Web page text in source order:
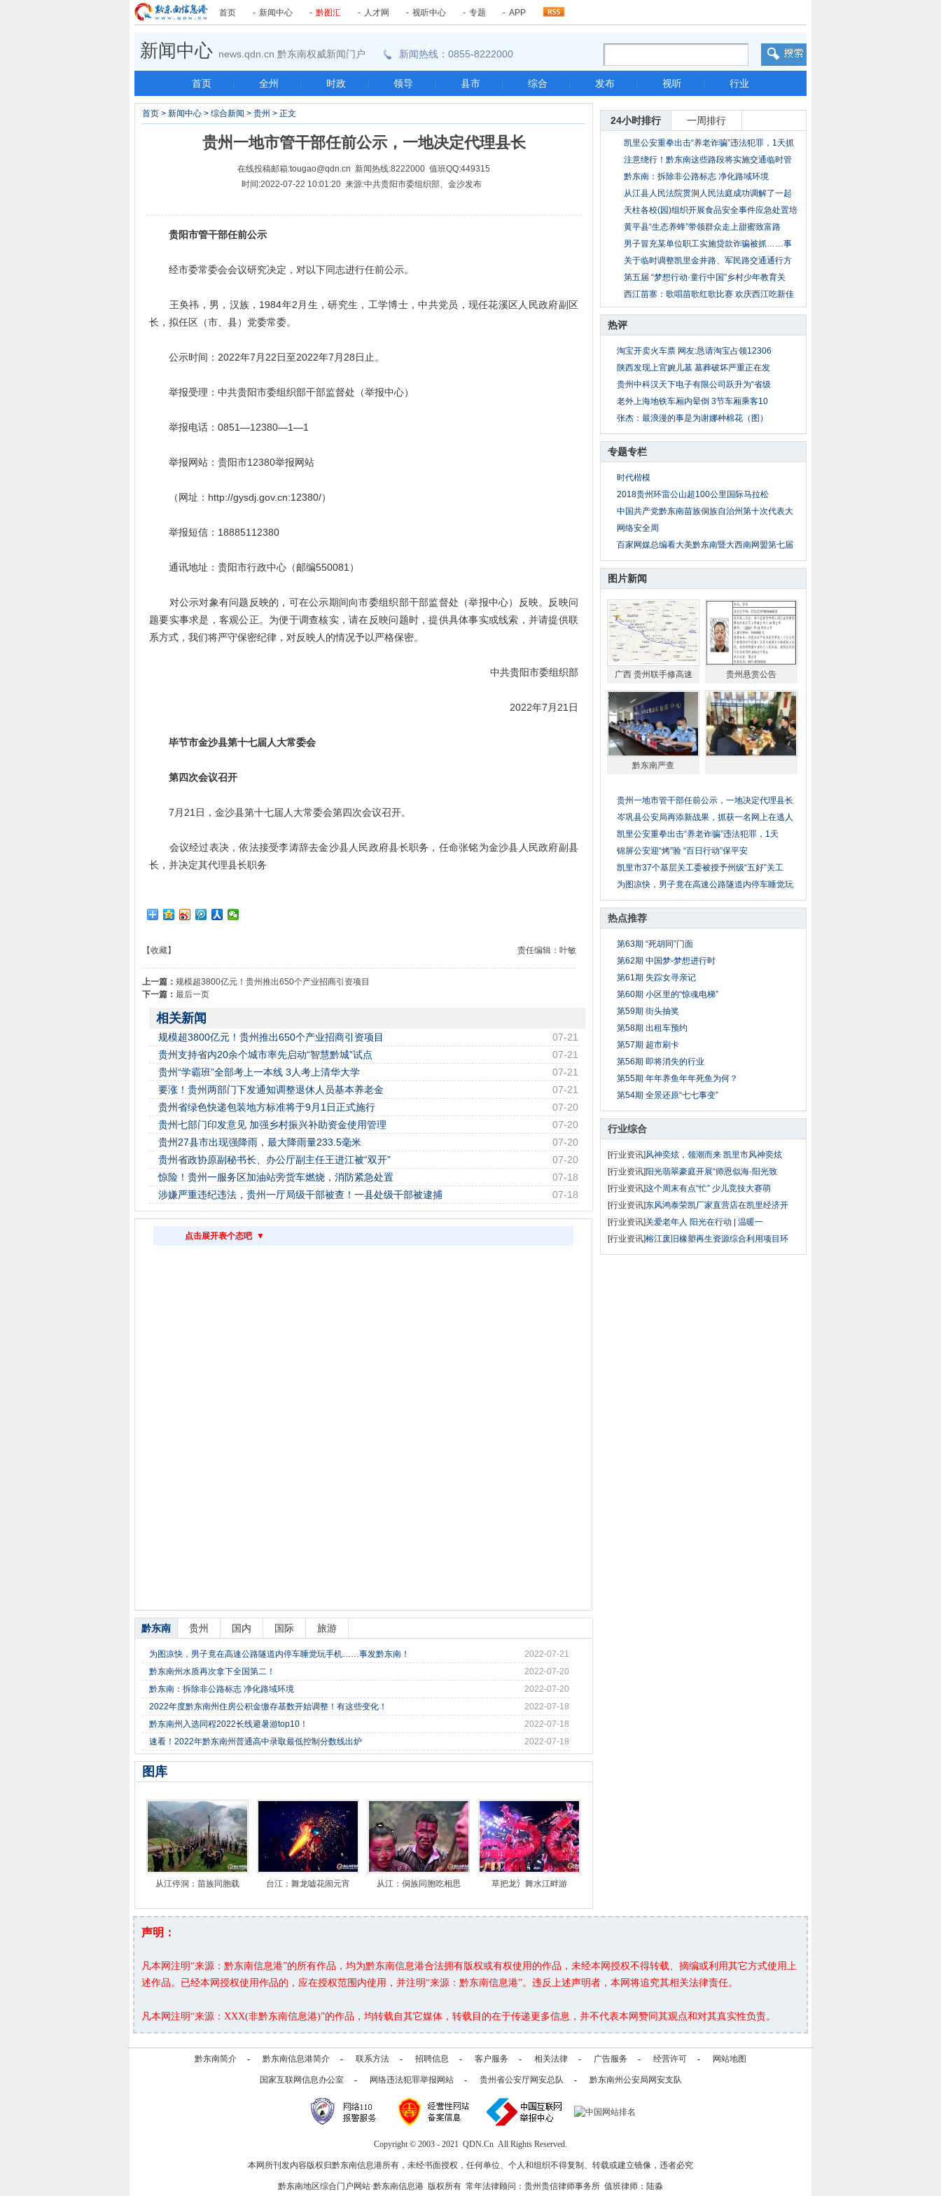
首页 - 新闻中心 - 黔图汇 - 人才网 - 视听中心 - 专题 - APP
新闻中心 news.qdn.cn 黔东南权威新闻门户 新闻热线：0855-8222000
首页 | 全州 | 时政 | 领导 | 县市 | 综合 | 发布 | 视听 | 行业
24小时排行 一周排行
凯里公安重拳出击“养老诈骗”违法犯罪，1天抓
注意绕行！黔东南这些路段将实施交通临时管
控
黔东南：拆除非公路标志 净化路域环境
从江县人民法院贯洞人民法庭成功调解了一起
健康
天柱各校(园)组织开展食品安全事件应急处置培
训
黄平县“生态养蜂”带领群众走上甜蜜致富路
男子冒充某单位职工实施贷款诈骗被抓……事
发黔
关于临时调整凯里金井路、军民路交通通行方
案的
第五届 “梦想行动·童行中国”乡村少年教育关
西江苗寨：歌唱苗歌红歌比赛 欢庆西江吃新佳
热评
淘宝开卖火车票 网友:恳请淘宝占领12306
陕西发现上官婉儿墓 墓葬破坏严重正在发
贵州中科汉天下电子有限公司跃升为“省级
老外上海地铁车厢内晕倒 3节车厢乘客10
张杰：最浪漫的事是为谢娜种棉花（图）
专题专栏
时代楷模
2018贵州环雷公山超100公里国际马拉松
中国共产党黔东南苗族侗族自治州第十次代表大
网络安全周
百家网媒总编看大美黔东南暨大西南网盟第七届
图片新闻
广西 贵州联手修高速 贵州悬赏公告
黔东南严查
贵州一地市管干部任前公示，一地决定代理县长
岑巩县公安局再添新战果，抓获一名网上在逃人
凯里公安重拳出击“养老诈骗”违法犯罪，1天
锦屏公安迎“烤”验 “百日行动”保平安
凯里市37个基层关工委被授予州级“五好”关工
为图凉快，男子竟在高速公路隧道内停车睡觉玩
热点推荐
第63期 “死胡同”门面
第62期 中国梦-梦想进行时
第61期 失踪女寻亲记
第60期 小区里的“惊魂电梯”
第59期 街头抽奖
第58期 出租车预约
第57期 超市刷卡
第56期 即将消失的行业
第55期 年年养鱼年年死鱼为何？
第54期 全景还原“七七事变”
行业综合
[行业资讯]风神奕炫，领潮而来 凯里市风神奕炫
[行业资讯]阳光翡翠豪庭开展“师恩似海·阳光致
[行业资讯]这个周末有点“忙” 少儿竞技大赛萌
[行业资讯]东风鸿泰荣凯厂家直营店在凯里经济开
[行业资讯]关爱老年人 阳光在行动 | 温暖一
[行业资讯]榕江废旧橡塑再生资源综合利用项目环
首页 > 新闻中心 > 综合新闻 > 贵州 > 正文
贵州一地市管干部任前公示，一地决定代理县长
在线投稿邮箱:tougao@qdn.cn 新闻热线:8222000 值班QQ:449315
时间:2022-07-22 10:01:20 来源:中共贵阳市委组织部、金沙发布
贵阳市管干部任前公示
经市委常委会会议研究决定，对以下同志进行任前公示。
王奂祎，男，汉族，1984年2月生，研究生，工学博士，中共党员，现任花溪区人民政府副区
长，拟任区（市、县）党委常委。
公示时间：2022年7月22日至2022年7月28日止。
举报受理：中共贵阳市委组织部干部监督处（举报中心）
举报电话：0851—12380—1—1
举报网站：贵阳市12380举报网站
（网址：http://gysdj.gov.cn:12380/）
举报短信：18885112380
通讯地址：贵阳市行政中心（邮编550081）
对公示对象有问题反映的，可在公示期间向市委组织部干部监督处（举报中心）反映。反映问
题要实事求是，客观公正。为便于调查核实，请在反映问题时，提供具体事实或线索，并请提供联
系方式，我们将严守保密纪律，对反映人的情况予以严格保密。
中共贵阳市委组织部
2022年7月21日
毕节市金沙县第十七届人大常委会
第四次会议召开
7月21日，金沙县第十七届人大常委会第四次会议召开。
会议经过表决，依法接受李涛辞去金沙县人民政府县长职务，任命张铭为金沙县人民政府副县
长，并决定其代理县长职务
责任编辑：叶敏
【收藏】
上一篇： 规模超3800亿元！贵州推出650个产业招商引资项目
下一篇： 最后一页
相关新闻
07-21
规模超3800亿元！贵州推出650个产业招商引资项目
07-21
贵州支持省内20余个城市率先启动“智慧黔城”试点
07-21
贵州“学霸班”全部考上一本线 3人考上清华大学
07-21
要涨！贵州两部门下发通知调整退休人员基本养老金
07-20
贵州省绿色快递包装地方标准将于9月1日正式施行
07-20
贵州七部门印发意见 加强乡村振兴补助资金使用管理
07-20
贵州27县市出现强降雨，最大降雨量233.5毫米
07-20
贵州省政协原副秘书长、办公厅副主任王进江被“双开”
07-18
惊险！贵州一服务区加油站旁货车燃烧，消防紧急处置
07-18
涉嫌严重违纪违法，贵州一厅局级干部被查！一县处级干部被逮捕
点击展开表个态吧 ▼
黔东南 贵州 国内 国际 旅游
2022-07-21
为图凉快，男子竟在高速公路隧道内停车睡觉玩手机……事发黔东南！
2022-07-20
黔东南州水质再次拿下全国第二！
2022-07-20
黔东南：拆除非公路标志 净化路域环境
2022-07-18
2022年度黔东南州住房公积金缴存基数开始调整！有这些变化！
2022-07-18
黔东南州入选同程2022长线避暑游top10！
2022-07-18
速看！2022年黔东南州普通高中录取最低控制分数线出炉
图库
从江停洞：苗族同胞载 台江：舞龙嘘花闹元宵 从江：侗族同胞吃相思 草把龙氵舞水江畔游
声明：
凡本网注明“来源：黔东南信息港”的所有作品，均为黔东南信息港合法拥有版权或有权使用的作品，未经本网授权不得转载、摘编或利用其它方式使用上
述作品。已经本网授权使用作品的，应在授权范围内使用，并注明“来源：黔东南信息港”。违反上述声明者，本网将追究其相关法律责任。
凡本网注明“来源：XXX(非黔东南信息港)”的作品，均转载自其它媒体，转载目的在于传递更多信息，并不代表本网赞同其观点和对其真实性负责。
黔东南简介 - 黔东南信息港简介 - 联系方法 - 招聘信息 - 客户服务 - 相关法律 - 广告服务 - 经营许可 - 网站地图
国家互联网信息办公室 - 网络违法犯罪举报网站 - 贵州省公安厅网安总队 - 黔东南州公安局网安支队
Copyright © 2003 - 2021 QDN.Cn All Rights Reserved.
本网所刊发内容版权归黔东南信息港所有，未经书面授权，任何单位、个人和组织不得复制、转载或建立镜像，违者必究
黔东南地区综合门户网站·黔东南信息港 版权所有 常年法律顾问：贵州贵信律师事务所 值班律师：陆淼